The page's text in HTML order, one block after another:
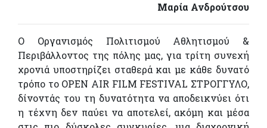
Μαρία Ανδρούτσου
Ο Οργανισμός Πολιτισμού Αθλητισμού &
Περιβάλλοντος της πόλης μας, για τρίτη συνεχή
χρονιά υποστηρίζει σταθερά και με κάθε δυνατό
τρόπο το OPEN AIR FILM FESTIVAL ΣΤΡΟΓΓΥΛΟ,
δίνοντάς του τη δυνατότητα να αποδεικνύει ότι
η τέχνη δεν παύει να αποτελεί, ακόμη και μέσα